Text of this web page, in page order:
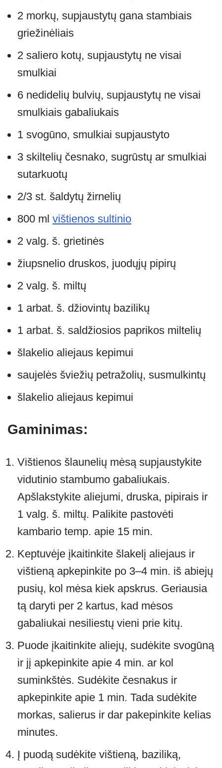
2 morkų, supjaustytų gana stambiais
griežinėliais
2 saliero kotų, supjaustytų ne visai
smulkiai
6 nedidelių bulvių, supjaustytų ne visai
smulkiais gabaliukais
1 svogūno, smulkiai supjaustyto
3 skiltelių česnako, sugrūstų ar smulkiai
sutarkuotų
2/3 st. šaldytų žirnelių
800 ml vištienos sultinio
2 valg. š. grietinės
žiupsnelio druskos, juodųjų pipirų
2 valg. š. miltų
1 arbat. š. džiovintų bazilikų
1 arbat. š. saldžiosios paprikos miltelių
šlakelio aliejaus kepimui
saujelės šviežių petražolių, susmulkintų
šlakelio aliejaus kepimui
Gaminimas:
Vištienos šlaunelių mėsą supjaustykite
vidutinio stambumo gabaliukais.
Apšlakstykite aliejumi, druska, pipirais ir
1 valg. š. miltų. Palikite pastovėti
kambario temp. apie 15 min.
Keptuvėje įkaitinkite šlakelį aliejaus ir
vištieną apkepinkite po 3–4 min. iš abiejų
pusių, kol mėsa kiek apskrus. Geriausia
tą daryti per 2 kartus, kad mėsos
gabaliukai nesiliestų vieni prie kitų.
Puode įkaitinkite aliejų, sudėkite svogūną
ir jį apkepinkite apie 4 min. ar kol
suminkštės. Sudėkite česnakus ir
apkepinkite apie 1 min. Tada sudėkite
morkas, salierus ir dar pakepinkite kelias
minutes.
Į puodą sudėkite vištieną, baziliką,